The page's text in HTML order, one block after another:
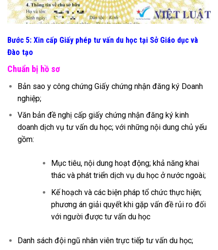
Bước 5: Xin cấp Giấy phép tư vấn du học tại Sở Giáo dục và
Đào tạo
Chuẩn bị hồ sơ
Bản sao y công chứng Giấy chứng nhận đăng ký Doanh
nghiệp;
Văn bản đề nghị cấp giấy chứng nhận đăng ký kinh
doanh dịch vụ tư vấn du học; với những nội dung chủ yếu
gồm:
Mục tiêu, nội dung hoạt động; khả năng khai
thác và phát triển dịch vụ du học ở nước ngoài;
Kế hoạch và các biện pháp tổ chức thực hiện;
phương án giải quyết khi gặp vấn đề rủi ro đối
với người được tư vấn du học
Danh sách đội ngũ nhân viên trực tiếp tư vấn du học;